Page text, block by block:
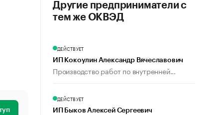
Другие предприниматели с
тем же ОКВЭД
ДЕЙСТВУЕТ
ИП Кокоулин Александр Вячеславович
Производство работ по внутренней...
ДЕЙСТВУЕТ
ИП Быков Алексей Сергеевич